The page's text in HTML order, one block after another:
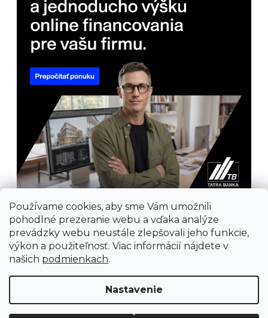
Používame cookies, aby sme Vám umožnili
pohodlné prezeranie webu a vďaka analýze
prevádzky webu neustále zlepšovali jeho funkcie,
výkon a použiteľnosť. Viac informácií nájdete v
našich podmienkach.
Nastavenie